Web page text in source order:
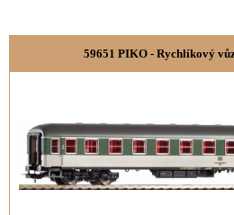
59651 PIKO - Rychlíkový